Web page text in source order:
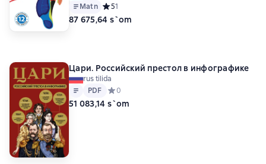
Matn Средний рейтинг 5 на основе 1 оценок
51
87 675,64 s`om
Цари. Российский престол в инфографике
rus tilida
Matn
PDF
PDF Средний рейтинг 0 на основе 0 оценок
0
51 083,14 s`om